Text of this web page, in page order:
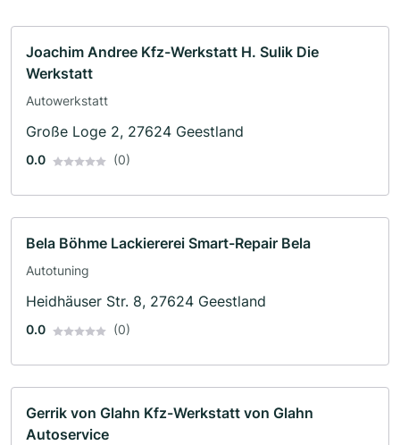
Joachim Andree Kfz-Werkstatt H. Sulik Die
Werkstatt
Autowerkstatt
Große Loge 2, 27624 Geestland
0.0 (0)
Bela Böhme Lackiererei Smart-Repair Bela
Autotuning
Heidhäuser Str. 8, 27624 Geestland
0.0 (0)
Gerrik von Glahn Kfz-Werkstatt von Glahn
Autoservice